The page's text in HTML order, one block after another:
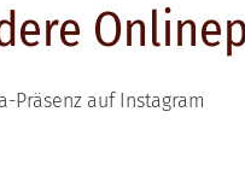
Präsenz auf Instagram